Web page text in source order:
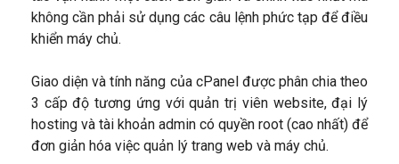
không cần phải sử dụng các câu lệnh phức tạp để điều
khiển máy chủ.
Giao diện và tính năng của cPanel được phân chia theo
3 cấp độ tương ứng với quản trị viên website, đại lý
hosting và tài khoản admin có quyền root (cao nhất) để
đơn giản hóa việc quản lý trang web và máy chủ.